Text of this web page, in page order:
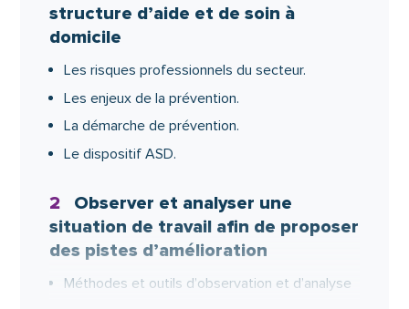
structure d’aide et de soin à
domicile
Les risques professionnels du secteur.
Les enjeux de la prévention.
La démarche de prévention.
Le dispositif ASD.
2 Observer et analyser une
situation de travail afin de proposer
des pistes d’amélioration
Méthodes et outils d’observation et d’analyse